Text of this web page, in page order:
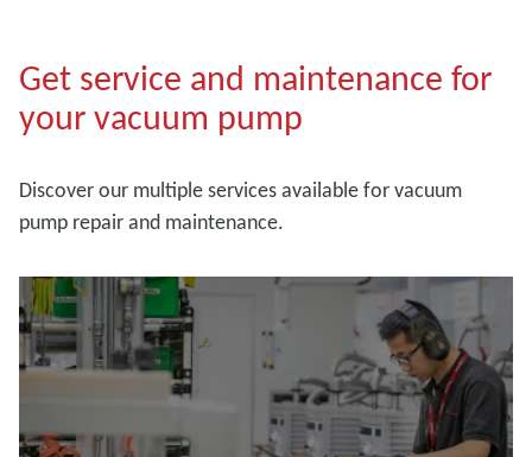
Get service and maintenance for
your vacuum pump
Discover our multiple services available for vacuum
pump repair and maintenance.